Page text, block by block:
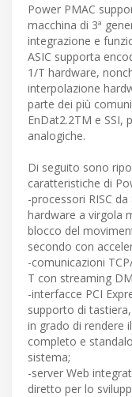
Power PMAC
macchina di 3ª
integrazione e
ASIC supporta
1/T hardware,
interpolazione
parte dei più
EnDat2.2TM e SSI,
analogiche.
Di seguito sono
caratteristiche di
-processori RISC
hardware a virgola
blocco del
secondo con
-comunicazioni
T con streaming
-interfacce PCI
supporto di
in grado di rendere
completo e
sistema;
-server Web
diretto per lo